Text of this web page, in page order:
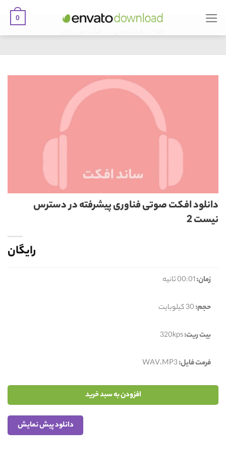
Skip
to
0
/
/
دانلود افکت صوتی فناوری پیشرفته در دسترس
نیست 2
رایگان
زمان:00:01 ثانیه
حجم:30 کیلوبایت
بیت ریت:320kps
فرمت فایل:WAV،MP3
افزودن به سبد خرید
دانلود پیش نمایش